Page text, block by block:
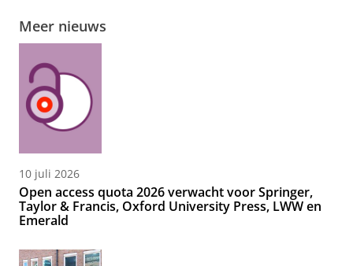
Meer nieuws
10 juli 2026
Open access quota 2026 verwacht voor Springer,
Taylor & Francis, Oxford University Press, LWW en
Emerald